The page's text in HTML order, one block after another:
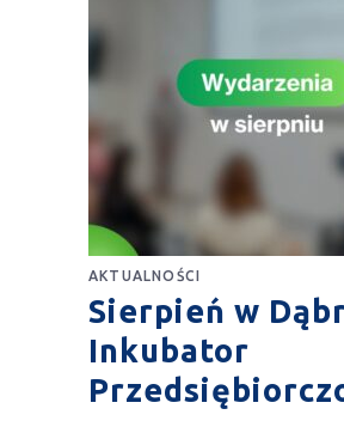
AKTUALNOŚCI
Sierpień w
Inkubator